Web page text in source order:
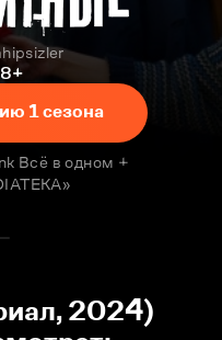
1 сезона
Всё в одном +
2024)